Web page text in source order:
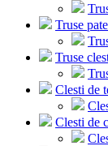
Truse
Truse
Clesti de
Clesti de